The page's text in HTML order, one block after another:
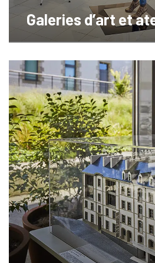
Galeries d’art et